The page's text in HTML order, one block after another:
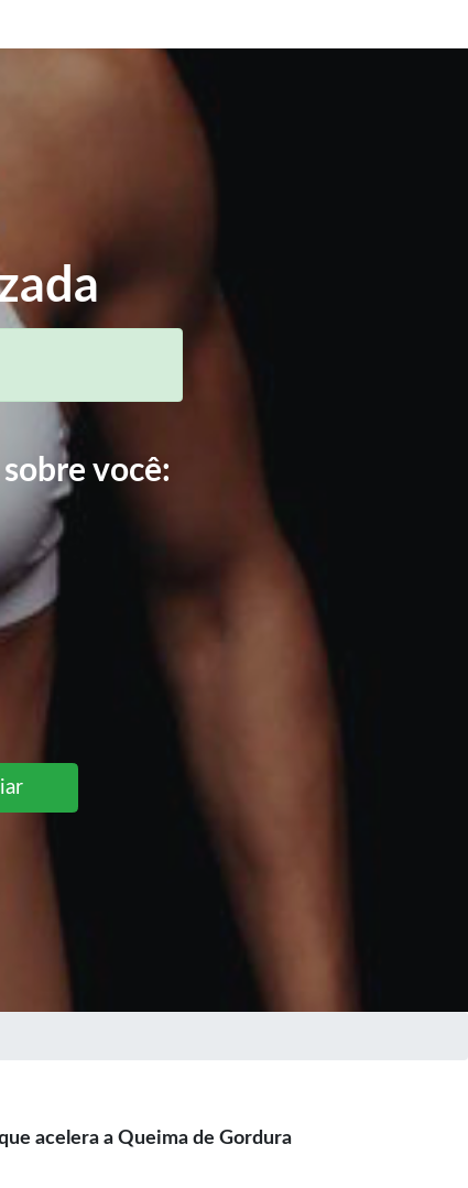
você:
acelera a Queima de Gordura